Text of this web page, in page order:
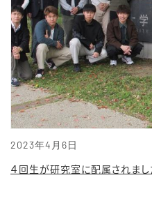
2023年4月6日
４回生が研究室に配属されまし